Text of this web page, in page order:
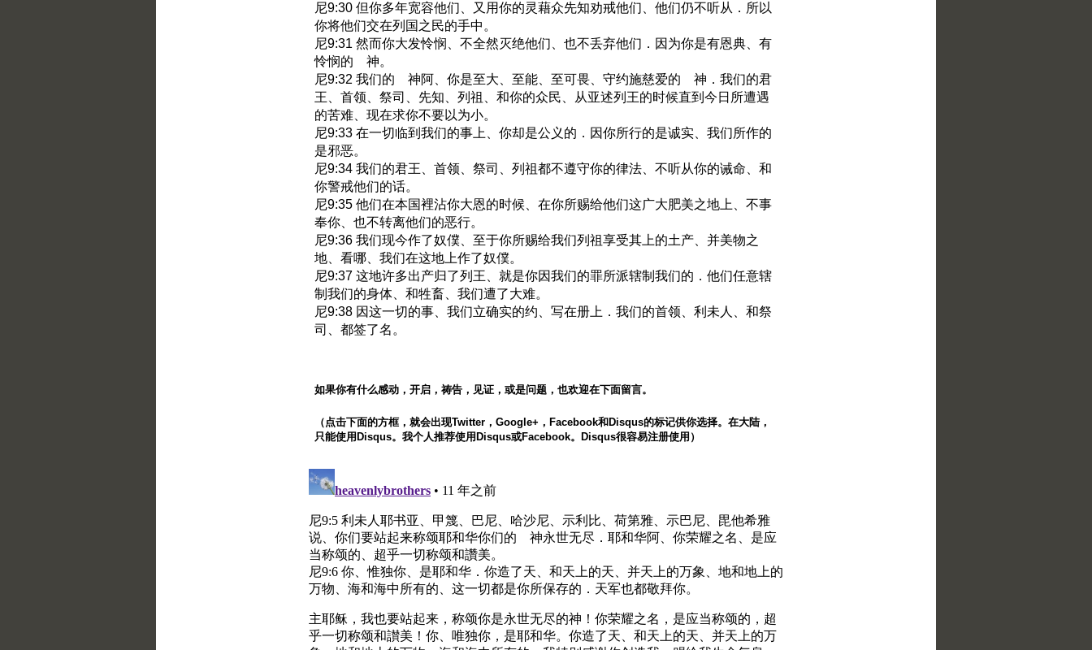
尼9:30 但你多年宽容他们、又用你的灵藉众先知劝戒他们、他们仍不听从．所以
你将他们交在列国之民的手中。
尼9:31 然而你大发怜悯、不全然灭绝他们、也不丢弃他们．因为你是有恩典、有
怜悯的 神。
尼9:32 我们的 神阿、你是至大、至能、至可畏、守约施慈爱的 神．我们的君
王、首领、祭司、先知、列祖、和你的众民、从亚述列王的时候直到今日所遭遇
的苦难、现在求你不要以为小。
尼9:33 在一切临到我们的事上、你却是公义的．因你所行的是诚实、我们所作的
是邪恶。
尼9:34 我们的君王、首领、祭司、列祖都不遵守你的律法、不听从你的诫命、和
你警戒他们的话。
尼9:35 他们在本国裡沾你大恩的时候、在你所赐给他们这广大肥美之地上、不事
奉你、也不转离他们的恶行。
尼9:36 我们现今作了奴僕、至于你所赐给我们列祖享受其上的土产、并美物之
地、看哪、我们在这地上作了奴僕。
尼9:37 这地许多出产归了列王、就是你因我们的罪所派辖制我们的．他们任意辖
制我们的身体、和牲畜、我们遭了大难。
尼9:38 因这一切的事、我们立确实的约、写在册上．我们的首领、利未人、和祭
司、都签了名。
如果你有什么感动，开启，祷告，见证，或是问题，也欢迎在下面留言。
（点击下面的方框，就会出现Twitter，Google+，Facebook和Disqus的标记供你选择。在大陆，
只能使用Disqus。我个人推荐使用Disqus或Facebook。Disqus很容易注册使用）